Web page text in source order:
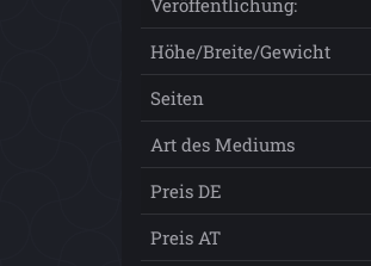
Veröffentlichung:
Höhe/Breite/Gewicht
Seiten
Art des Mediums
Preis DE
Preis AT